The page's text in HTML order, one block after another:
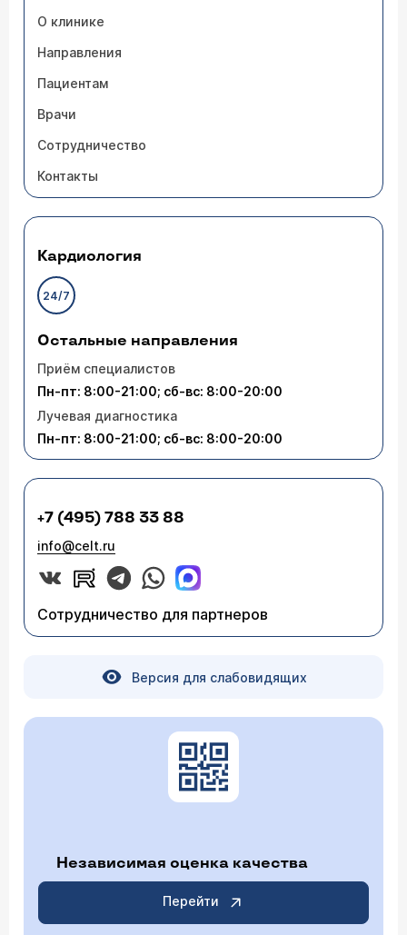
О клинике
Направления
Пациентам
Врачи
Сотрудничество
Контакты
Кардиология
24/7
Остальные направления
Приём специалистов
Пн-пт: 8:00-21:00; сб-вс: 8:00-20:00
Лучевая диагностика
Пн-пт: 8:00-21:00; сб-вс: 8:00-20:00
+7 (495) 788 33 88
info@celt.ru
Сотрудничество для партнеров
Версия для слабовидящих
Независимая оценка качества
Перейти